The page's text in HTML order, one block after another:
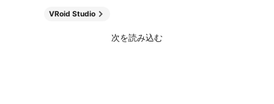
VRoid Studio
次を読み込む